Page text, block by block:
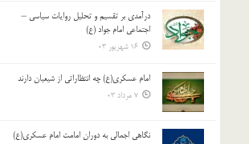
درآمدی بر تقسیم و تحلیل روایات سیاسی –
اجتماعی امام جواد (ع)
16 شهریور 03
امام عسکری(ع) چه انتظاراتی از شیعیان دارند
7 مرداد 03
نگاهی اجمالی به دوران امامت امام عسکری(ع)